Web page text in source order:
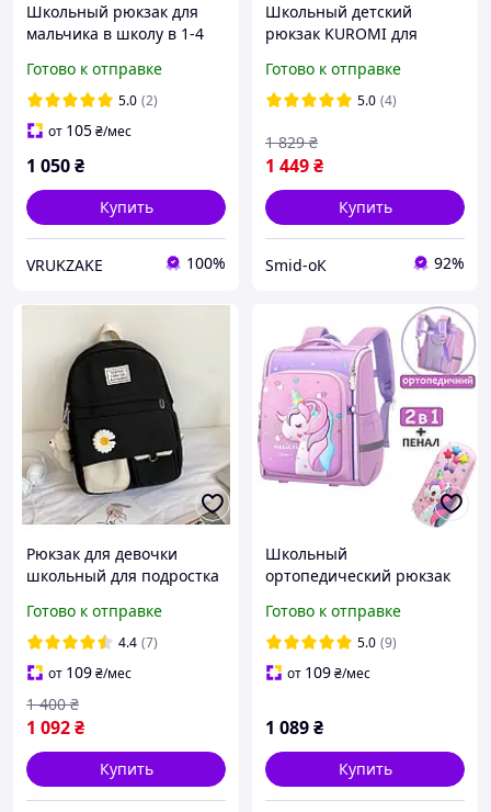
Школьный рюкзак для
мальчика в школу в 1-4
дитячий ранец Динозавр
Winner One SkyName R4-
415
Готово к отправке
5.0 (2)
от 105₴/мес
1 050₴
Купить
VRUKZAKE 100%
Школьный детский
рюкзак KUROMI для
ортопедический 39 см
черный. 3D пенал.
Готово к отправке
5.0 (4)
1 449₴
1 829 ₴
Купить
Smid-оК 92%
Рюкзак для девочки
школьный для подростка
брелком медведем и
ромашкой рюкзаки для
школы
Готово к отправке
4.4 (7)
от 109₴/мес
1 092₴
1 400 ₴
Купить
Школьный
ортопедический рюкзак
Единорог для девочки в
школу 1-4 класс и пенал
розовый
Готово к отправке
5.0 (9)
от 109₴/мес
1 089₴
Купить